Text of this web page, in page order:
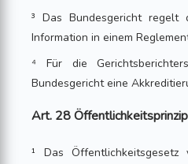
³ Das Bundesgericht regelt
Information in einem
⁴ Für die
Bundesgericht eine
Art. 28 Öffentlichkeitsprinzip
¹ Das Öffentlichkeitsgesetz